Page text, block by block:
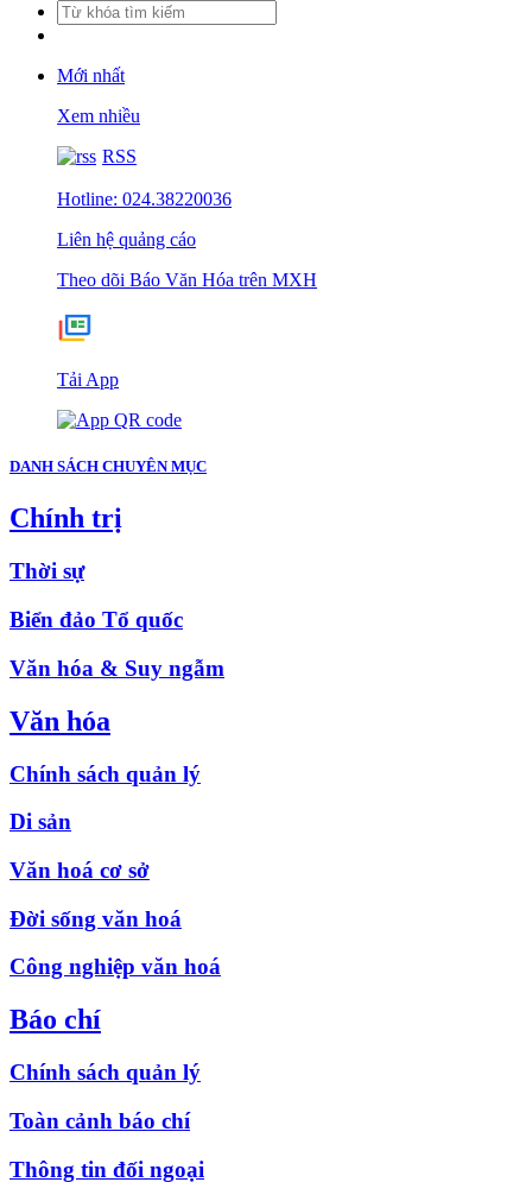
Mới nhất
Xem nhiều
RSS
Hotline: 024.38220036
Liên hệ quảng cáo
Theo dõi Báo Văn Hóa trên MXH
Tải App
DANH SÁCH CHUYÊN MỤC
Chính trị
Thời sự
Biển đảo Tổ quốc
Văn hóa & Suy ngẫm
Văn hóa
Chính sách quản lý
Di sản
Văn hoá cơ sở
Đời sống văn hoá
Công nghiệp văn hoá
Báo chí
Chính sách quản lý
Toàn cảnh báo chí
Thông tin đối ngoại